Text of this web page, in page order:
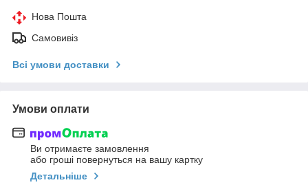
Нова Пошта
Самовивіз
Всі умови доставки
Умови оплати
Ви отримаєте замовлення
або гроші повернуться на вашу картку
Детальніше